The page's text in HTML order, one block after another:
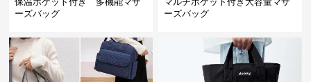
ーズバッグ
ーズバッグ